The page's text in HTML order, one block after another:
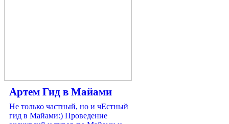
Артем Гид в Майами
Не только частный, но и чЕстный
гид в Майами:) Проведение